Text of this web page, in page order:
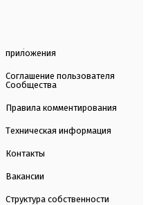
приложения
Соглашение пользователя
Сообщества
Правила комментирования
Техническая информация
Контакты
Вакансии
Структура собственности